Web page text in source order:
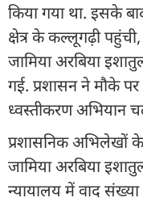
किया गया था. इसके
क्षेत्र के कल्लूगढ़ी
जामिया अरबिया
गई. प्रशासन ने मौके पर
ध्वस्तीकरण अभियान
प्रशासनिक अभिलेखों
जामिया अरबिया
न्यायालय में वाद